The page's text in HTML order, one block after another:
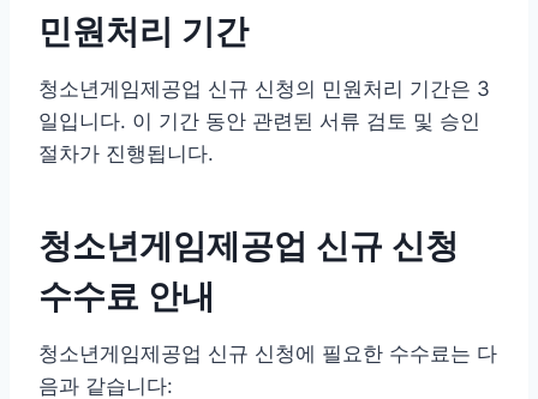
민원처리 기간
청소년게임제공업 신규 신청의 민원처리 기간은 3
일입니다. 이 기간 동안 관련된 서류 검토 및 승인
절차가 진행됩니다.
청소년게임제공업 신규 신청
수수료 안내
청소년게임제공업 신규 신청에 필요한 수수료는 다
음과 같습니다: